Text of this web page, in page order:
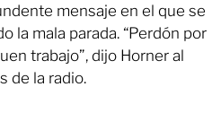
mensaje en el que se
la mala parada. “Perdón por
trabajo”, dijo Horner al
de la radio.